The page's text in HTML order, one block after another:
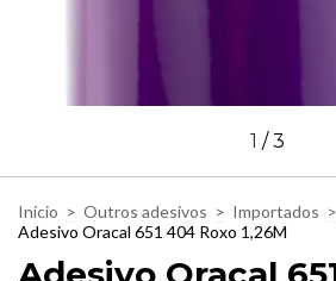
1 /3
Início > Outros adesivos > Importados >
Adesivo Oracal 651 404 Roxo 1,26M